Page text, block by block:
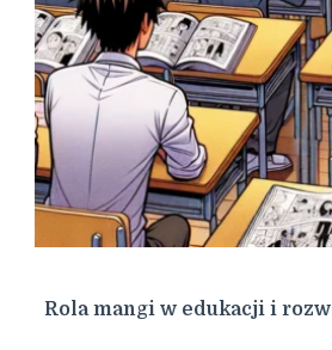
Rola mangi w edukacji i